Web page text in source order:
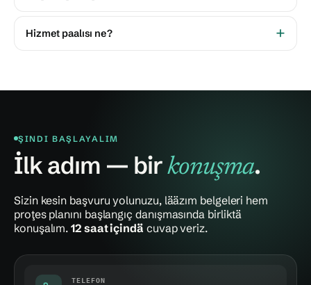
Hizmet paalısı ne?
ŞINDI BAŞLAYALIM
İlk adım — birkonuşma.
Sizin kesin başvuru yolunuzu, lääzım belgeleri hem
proţes planını başlangıç danışmasında birliktä
konuşalım.12 saat içindä cuvap veriz.
TELEFON